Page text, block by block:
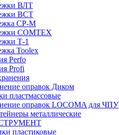
ВЛТ
ВСТ
СР-М
COMTEX
Т-1
Toolex
Perfo
Profi
оправок Диком
пластмассовые
оправок LOCOMA для ЧПУ
металлические
пластиковые